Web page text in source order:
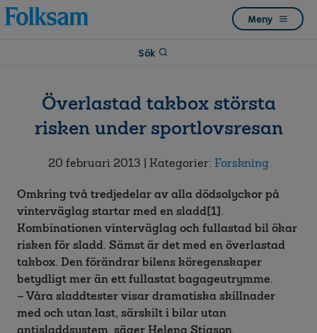
Till
navigation
Till
innehåll
Meny
Sök
Överlastad takbox största
risken under sportlovsresan
20 februari 2013 | Kategorier: Forskning
Omkring två tredjedelar av alla dödsolyckor på
vinterväglag startar med en sladd[1].
Kombinationen vinterväglag och fullastad bil ökar
risken för sladd. Sämst är det med en överlastad
takbox. Den förändrar bilens köregenskaper
betydligt mer än ett fullastat bagageutrymme.
– Våra sladdtester visar dramatiska skillnader
med och utan last, särskilt i bilar utan